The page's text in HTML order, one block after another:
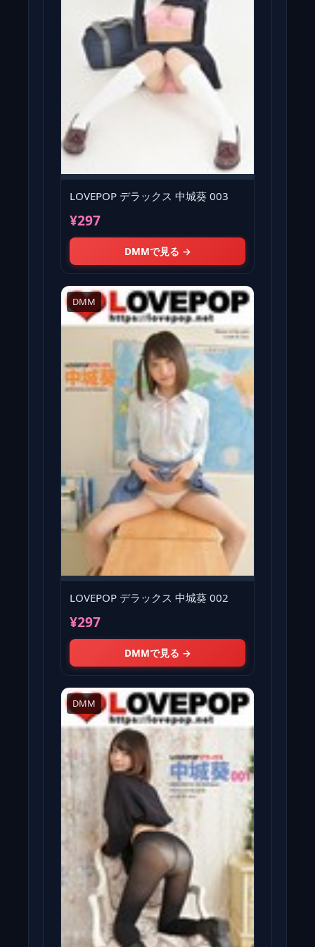
LOVEPOP デラックス 中城葵 003
¥297
DMMで見る →
DMM
LOVEPOP デラックス 中城葵 002
¥297
DMMで見る →
DMM